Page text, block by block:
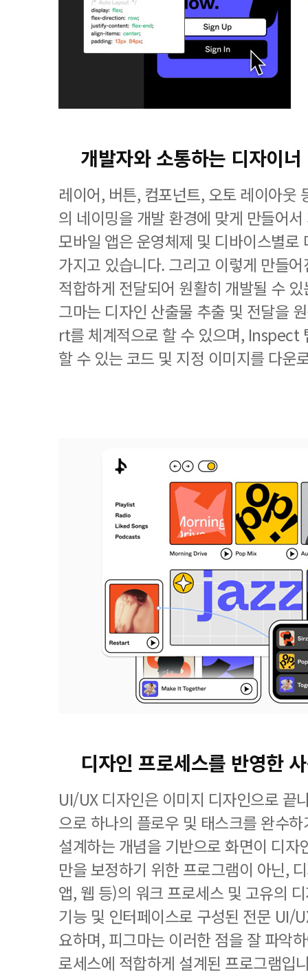
개발자와 소통하는 디자이너
레이어, 버튼, 컴포넌트, 오토 레이아웃
의 네이밍을 개발 환경에 맞게 만들어
모바일 앱은 운영체제 및 디바이스별로
가지고 있습니다. 그리고 이렇게 만들
적합하게 전달되어 원활히 개발될 수
그마는 디자인 산출물 추출 및 전달을
rt를 체계적으로 할 수 있으며, Inspect
할 수 있는 코드 및 지정 이미지를 다운
디자인 프로세스를 반영한
UI/UX 디자인은 이미지 디자인으로 끝
으로 하나의 플로우 및 태스크를 완수
설계하는 개념을 기반으로 화면이 디자
만을 보정하기 위한 프로그램이 아닌,
앱, 웹 등)의 워크 프로세스 및 고유의
기능 및 인터페이스로 구성된 전문 UI/
요하며, 피그마는 이러한 점을 잘 파악
로세스에 적합하게 설계된 프로그램입